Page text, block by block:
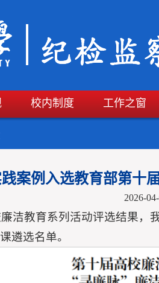
校内制度 工作之窗
案例入选教育部第十
2026-
洁教育系列活动评选结果
遴选名单。